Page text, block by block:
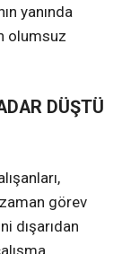
yanında
olumsuz
DÜŞTÜ
görev
dışarıdan